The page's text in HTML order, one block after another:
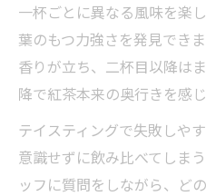
一杯ごとに異なる風味を楽
葉のもつ力強さを発見でき
香りが立ち、二杯目以降は
降で紅茶本来の奥行きを感じ
テイスティングで失敗しや
意識せずに飲み比べてしま
ッフに質問をしながら、ど